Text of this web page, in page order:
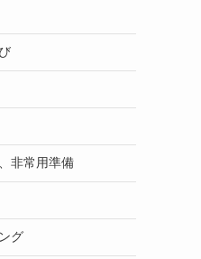
非常用準備
グ